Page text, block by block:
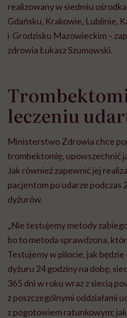
realizowany w siedmiu
Gdańsku, Krakowie, Lublinie,
i Grodzisku Mazowieckim –
zdrowia Łukasz Szumowski.
leczeniu
Ministerstwo Zdrowia chce
trombektomię, upowszechnić
Jak również zapewnić jej
pacjentom po udarze podczas
dyżurów.
„Nie testujemy metody
bo to metoda sprawdzona,
Testujemy w pilocie, jak będzie
dyżuru 24 godziny na dobę,
365 dni w roku wraz z siecią
z poszczególnymi oddziałami
z pogotowiem ratunkowym;